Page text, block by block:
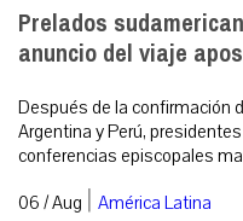
Prelados
anuncio del viaje
Después de la confirmación
Argentina y Perú,
conferencias episcopales
06 / Aug | América Latina